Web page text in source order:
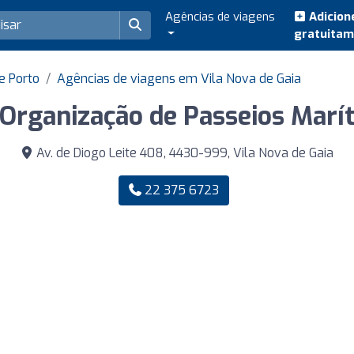
Agências de viagens
Porto Agências de viagens em Vila Nova de Gaia
de Passeios
Av. de Diogo Leite 408, 4430-999, Vila Nova de Gaia
22 375 6723